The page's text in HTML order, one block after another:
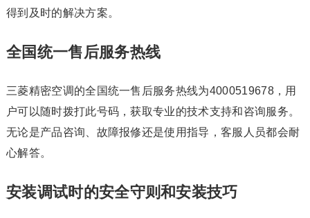
得到及时的解决方案。
全国统一售后服务热线
三菱精密空调的全国统一售后服务热线为4000519678，用
户可以随时拨打此号码，获取专业的技术支持和咨询服务。
无论是产品咨询、故障报修还是使用指导，客服人员都会耐
心解答。
安装调试时的安全守则和安装技巧